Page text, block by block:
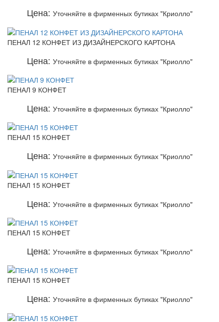
Цена: Уточняйте в фирменных бутиках "Криолло"
ПЕНАЛ 12 КОНФЕТ ИЗ ДИЗАЙНЕРСКОГО КАРТОНА
Цена: Уточняйте в фирменных бутиках "Криолло"
ПЕНАЛ 9 КОНФЕТ
Цена: Уточняйте в фирменных бутиках "Криолло"
ПЕНАЛ 15 КОНФЕТ
Цена: Уточняйте в фирменных бутиках "Криолло"
ПЕНАЛ 15 КОНФЕТ
Цена: Уточняйте в фирменных бутиках "Криолло"
ПЕНАЛ 15 КОНФЕТ
Цена: Уточняйте в фирменных бутиках "Криолло"
ПЕНАЛ 15 КОНФЕТ
Цена: Уточняйте в фирменных бутиках "Криолло"